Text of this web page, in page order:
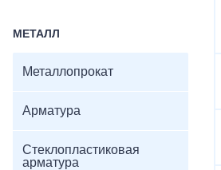
МЕТАЛЛ
Металлопрокат
Арматура
Стеклопластиковая
арматура